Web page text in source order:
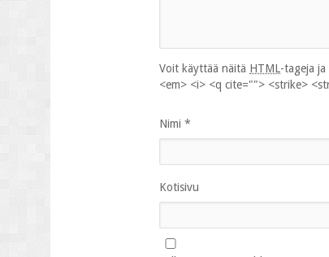
Voit käyttää näitä HTML-tageja
<em> <i> <q cite=""> <strike>
Nimi *
Kotisivu